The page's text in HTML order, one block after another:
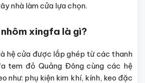
nhà làm cửa lựa chọn.
xingfa là gì?
hệ cửa được lắp ghép từ các thanh
tem đỏ Quảng Đông cùng các hệ
như: phụ kiện kim khí, kính, keo đặc